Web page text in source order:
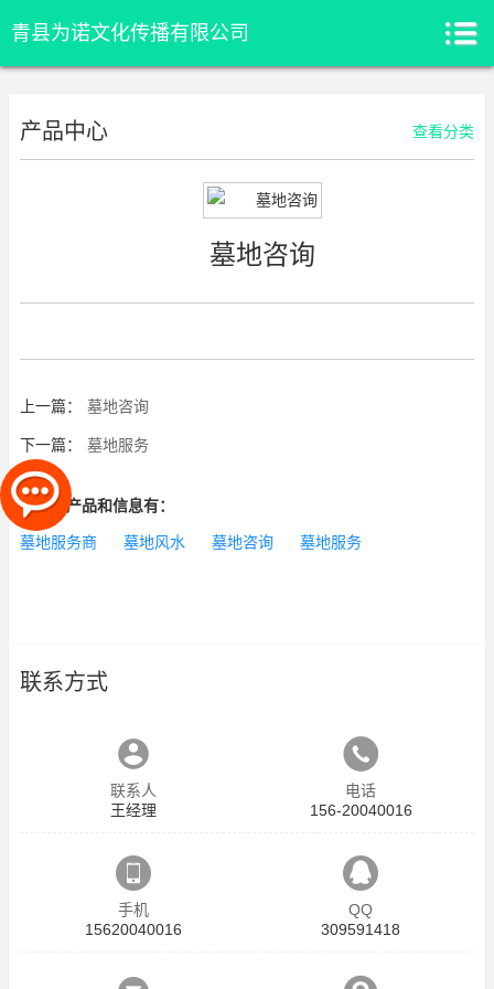
青县为诺文化传播有限公司
产品中心 查看分类
墓地咨询
上一篇： 墓地咨询
下一篇： 墓地服务
相关的产品和信息有：
墓地服务商 墓地风水 墓地咨询 墓地服务
联系方式
联系人
王经理
电话
156-20040016
手机
15620040016
QQ
309591418